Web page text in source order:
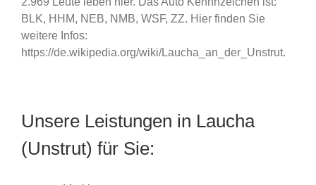
BLK, HHM, NEB, NMB, WSF, ZZ. Hier finden Sie
weitere Infos:
https://de.wikipedia.org/wiki/Laucha_an_der_Unstrut.
Unsere Leistungen in Laucha
(Unstrut) für Sie: